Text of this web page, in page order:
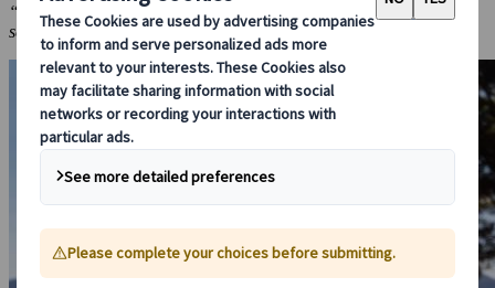
“¿Alguien es diferente a los 18 que a los 60 años? Yo creo que uno
se mantiene igual.”-Hayao Miyazaki